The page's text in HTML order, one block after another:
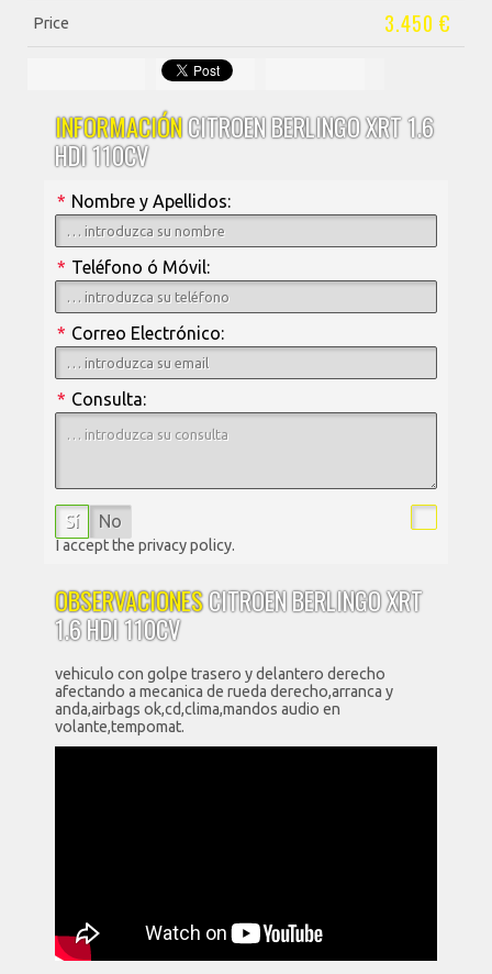
Price
3.450 €
INFORMACIÓNCITROEN BERLINGO XRT 1.6
HDI 110CV
Nombre y Apellidos:
*
Teléfono ó Móvil:
*
Correo Electrónico:
*
Consulta:
*
Sí No
I accept the privacy policy.
OBSERVACIONESCITROEN BERLINGO XRT
1.6 HDI 110CV
vehiculo con golpe trasero y delantero derecho
afectando a mecanica de rueda derecho,arranca y
anda,airbags ok,cd,clima,mandos audio en
volante,tempomat.